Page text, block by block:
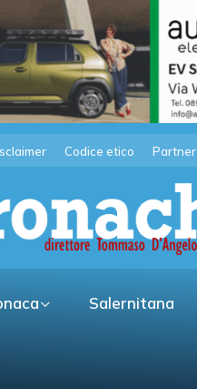
Codice etico Partner
Salernitana